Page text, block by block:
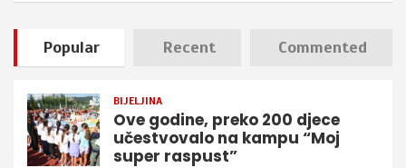
Popular Recent Commented
BIJELJINA
Ove godine, preko 200 djece
učestvovalo na kampu “Moj
super raspust”